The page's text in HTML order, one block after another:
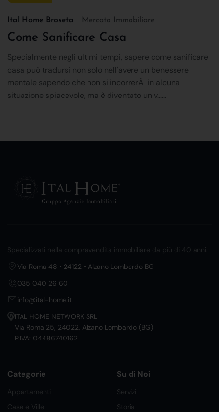
Ital Home Broseta Mercato Immobiliare
Come Sanificare Casa
Specialmente negli ultimi tempi, sapere come sanificare
casa può tradursi non solo nell'avere un benessere
mentale sapendo che non si incorrerÀ in alcuna
situazione spiacevole, ma è diventato un v......
Specializzati nella compravendita immobiliare da più di 40 anni.
Via Roma 48 • 24122 • Alzano Lombardo BG
035 040 26 60
info@ital-home.it
ITAL HOME NETWORK SRL
Via Roma 25, 24022, Alzano Lombardo (BG)
P.IVA: 04486740162
Categorie
Appartamenti
Case e Ville
Su di Noi
Servizi
Storia